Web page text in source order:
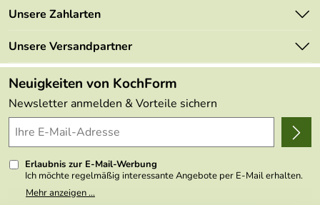
Mehrwertsteuerfrei
Retourenportal
FAQs
Lieferbedingungen
Delivery Terms
Kundenlogin
Marken
Angebote
Made in Germany
Themen
Wir über uns
Presse
Unsere Zahlarten
Unsere Versandpartner
Neuigkeiten von KochForm
Newsletter anmelden & Vorteile sichern
Erlaubnis zur E-Mail-Werbung
Ich möchte regelmäßig interessante Angebote per E-Mail erhalten.
Meine E-Mail-Adresse wird nicht an andere Unternehmen
weitergegeben. Zu statistischen Zwecken wird in anonymer Form
Mehr anzeigen ...